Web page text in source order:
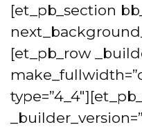
[et_pb_section
[et_pb_row